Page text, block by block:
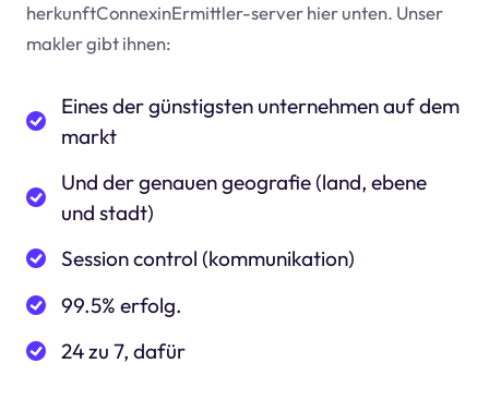
herkunftConnexinErmittler-server hier unten. Unser
makler gibt ihnen:
Eines der günstigsten unternehmen auf dem
markt
Und der genauen geografie (land, ebene
und stadt)
Session control (kommunikation)
99.5% erfolg.
24 zu 7, dafür